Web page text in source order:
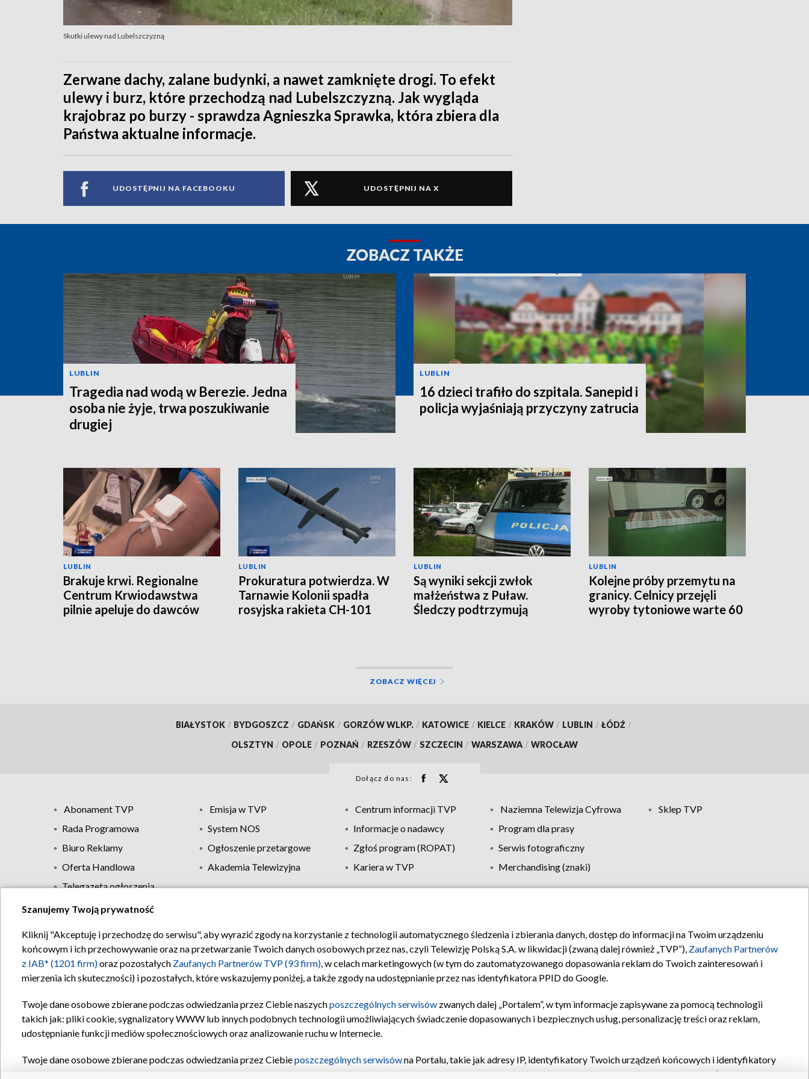
Skutki ulewy nad Lubelszczyzną
Zerwane dachy, zalane budynki, a nawet zamknięte drogi. To efekt
ulewy i burz, które przechodzą nad Lubelszczyzną. Jak wygląda
krajobraz po burzy - sprawdza Agnieszka Sprawka, która zbiera dla
Państwa aktualne informacje.
UDOSTĘPNIJ NA FACEBOOKU UDOSTĘPNIJ NA X
ZOBACZ TAKŻE
LUBLIN
Tragedia nad wodą w Berezie. Jedna
osoba nie żyje, trwa poszukiwanie
drugiej
LUBLIN
16 dzieci trafiło do szpitala. Sanepid i
policja wyjaśniają przyczyny zatrucia
LUBLIN
Brakuje krwi. Regionalne
Centrum Krwiodawstwa
pilnie apeluje do dawców
LUBLIN
Prokuratura potwierdza. W
Tarnawie Kolonii spadła
rosyjska rakieta CH-101
LUBLIN
Są wyniki sekcji zwłok
małżeństwa z Puław.
Śledczy podtrzymują
LUBLIN
Kolejne próby przemytu na
granicy. Celnicy przejęli
wyroby tytoniowe warte 60
ZOBACZ WIĘCEJ
BIAŁYSTOK / BYDGOSZCZ / GDAŃSK / GORZÓW WLKP. / KATOWICE / KIELCE / KRAKÓW / LUBLIN / ŁÓDŹ /
OLSZTYN / OPOLE / POZNAŃ / RZESZÓW / SZCZECIN / WARSZAWA / WROCŁAW
Dołącz do nas:
Abonament TVP Emisja w TVP Centrum informacji TVP Naziemna Telewizja Cyfrowa
Sklep TVP
Rada Programowa
System NOS Informacje o nadawcy
Program dla prasy
Biuro Reklamy
Ogłoszenie przetargowe Zgłoś program (ROPAT)
Serwis fotograficzny
Oferta Handlowa
Akademia Telewizyjna Kariera w TVP
Merchandising (znaki)
Telegazeta ogłoszenia
Regulamin TVP Polityka prywatności Moje zgody Pomoc Biuro reklamy Kontakt
Szanujemy Twoją prywatność
Kliknij "Akceptuję i przechodzę do serwisu", aby wyrazić zgody na korzystanie z technologii automatycznego śledzenia i zbierania danych, dostęp do informacji na Twoim urządzeniu
końcowym i ich przechowywanie oraz na przetwarzanie Twoich danych osobowych przez nas, czyli Telewizję Polską S.A. w likwidacji (zwaną dalej również „TVP”), Zaufanych Partnerów
z IAB* (1201 firm)oraz pozostałych Zaufanych Partnerów TVP (93 firm), w celach marketingowych (w tym do zautomatyzowanego dopasowania reklam do Twoich zainteresowań i
mierzenia ich skuteczności) i pozostałych, które wskazujemy poniżej, a także zgody na udostępnianie przez nas identyfikatora PPID do Google.
Twoje dane osobowe zbierane podczas odwiedzania przez Ciebie naszychposzczególnych serwisów zwanych dalej „Portalem”, w tym informacje zapisywane za pomocą technologii
takich jak: pliki cookie, sygnalizatory WWW lub innych podobnych technologii umożliwiających świadczenie dopasowanych i bezpiecznych usług, personalizację treści oraz reklam,
udostępnianie funkcji mediów społecznościowych oraz analizowanie ruchu w Internecie.
Twoje dane osobowe zbierane podczas odwiedzania przez Ciebieposzczególnych serwisówna Portalu, takie jak adresy IP, identyfikatory Twoich urządzeń końcowych i identyfikatory
oraz pozostałych